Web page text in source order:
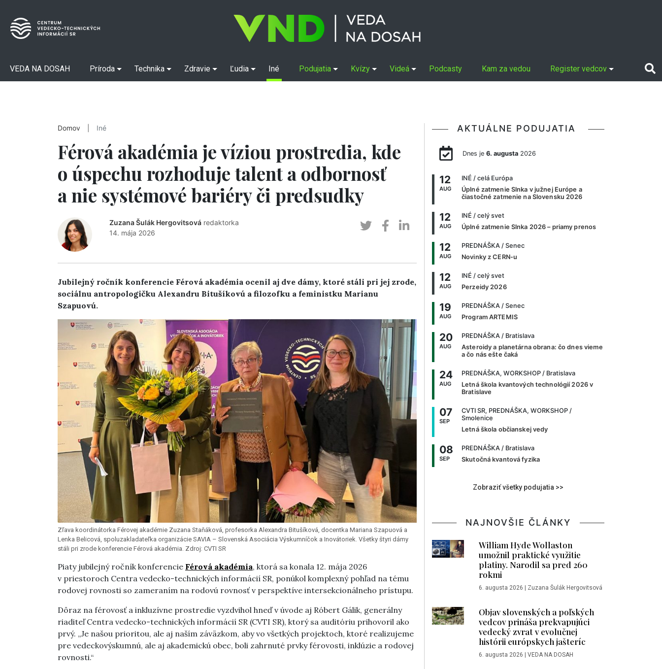
VEDA NA DOSAH Príroda Technika Zdravie Ľudia Iné Podujatia Kvízy Videá Podcasty Kam za vedou Register vedcov
Domov Iné
Férová akadémia je víziou prostredia, kde
o úspechu rozhoduje talent a odbornosť
a nie systémové bariéry či predsudky
Zuzana Šulák Hergovitsová redaktorka
14. mája 2026
Jubilejný ročník konferencie Férová akadémia ocenil aj dve dámy, ktoré stáli pri jej zrode,
sociálnu antropologičku Alexandru Bitušíkovú a filozofku a feministku Marianu
Szapuovú.
Zľava koordinátorka Férovej akadémie Zuzana Staňáková, profesorka Alexandra Bitušíková, docentka Mariana Szapuová a
Lenka Belicová, spoluzakladateľka organizácie SAVIA – Slovenská Asociácia Výskumníčok a Inovátoriek. Všetky štyri dámy
stáli pri zrode konferencie Férová akadémia. Zdroj: CVTI SR
Piaty jubilejný ročník konferencie Férová akadémia, ktorá sa konala 12. mája 2026
v priestoroch Centra vedecko-technických informácií SR, ponúkol komplexný pohľad na tému
rodovej rovnosti so zameraním na rodovú rovnosť v perspektíve intersekcionálneho prístupu.
Dôraz na férovosť a inkluzívne prostredie vyzdvihol hneď v úvode aj Róbert Gálik, generálny
riaditeľ Centra vedecko-technických informácií SR (CVTI SR), ktorý sa auditóriu prihovoril ako
prvý. „Je našou prioritou, ale aj naším záväzkom, aby vo všetkých projektoch, ktoré realizujeme
pre vedeckovýskumnú, ale aj akademickú obec, boli zahrnuté prvky férovosti, inklúzie a rodovej
rovnosti.“
AKTUÁLNE PODUJATIA
Dnes je 6. augusta2026
12
AUG
INÉ / celá Európa
Úplné zatmenie Slnka v južnej Európe a
čiastočné zatmenie na Slovensku 2026
12
AUG
INÉ / celý svet
Úplné zatmenie Slnka 2026 – priamy prenos
12
AUG
PREDNÁŠKA / Senec
Novinky z CERN-u
12
AUG
INÉ / celý svet
Perzeidy 2026
19
AUG
PREDNÁŠKA / Senec
Program ARTEMIS
20
AUG
PREDNÁŠKA / Bratislava
Asteroidy a planetárna obrana: čo dnes vieme
a čo nás ešte čaká
24
AUG
PREDNÁŠKA, WORKSHOP / Bratislava
Letná škola kvantových technológií 2026 v
Bratislave
07
SEP
CVTI SR, PREDNÁŠKA, WORKSHOP /
Smolenice
Letná škola občianskej vedy
08
SEP
PREDNÁŠKA / Bratislava
Skutočná kvantová fyzika
Zobraziť všetky podujatia >>
NAJNOVŠIE ČLÁNKY
William Hyde Wollaston
umožnil praktické využitie
platiny. Narodil sa pred 260
rokmi
6. augusta 2026 | Zuzana Šulák Hergovitsová
Objav slovenských a poľských
vedcov prináša prekvapujúci
vedecký zvrat v evolučnej
histórii európskych jašteríc
6. augusta 2026 | VEDA NA DOSAH